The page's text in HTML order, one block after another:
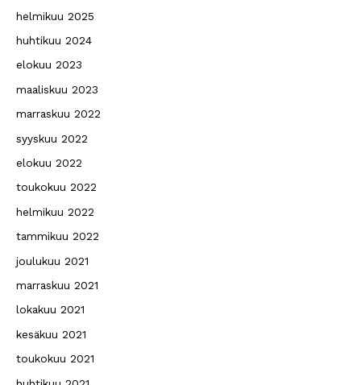
helmikuu 2025
huhtikuu 2024
elokuu 2023
maaliskuu 2023
marraskuu 2022
syyskuu 2022
elokuu 2022
toukokuu 2022
helmikuu 2022
tammikuu 2022
joulukuu 2021
marraskuu 2021
lokakuu 2021
kesäkuu 2021
toukokuu 2021